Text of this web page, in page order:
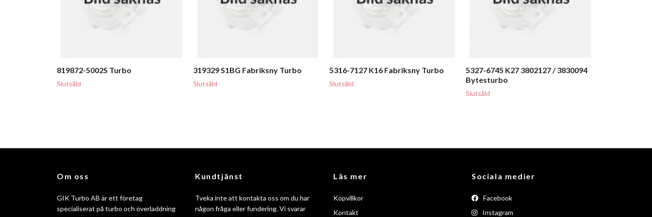
819872-5002S Turbo
Slutsåld
319329 S1BG Fabriksny Turbo
Slutsåld
5316-7127 K16 Fabriksny Turbo
Slutsåld
5327-6745 K27 3802127 / 3830094
Bytesturbo
Slutsåld
Om oss
GIK Turbo AB är ett företag
specialiserat på turbo och överladdning
Kundtjänst
Tveka inte att kontakta oss om du har
någon fråga eller fundering. Vi svarar
Läs mer
Köpvillkor
Kontakt
Sociala medier
Facebook
Instagram